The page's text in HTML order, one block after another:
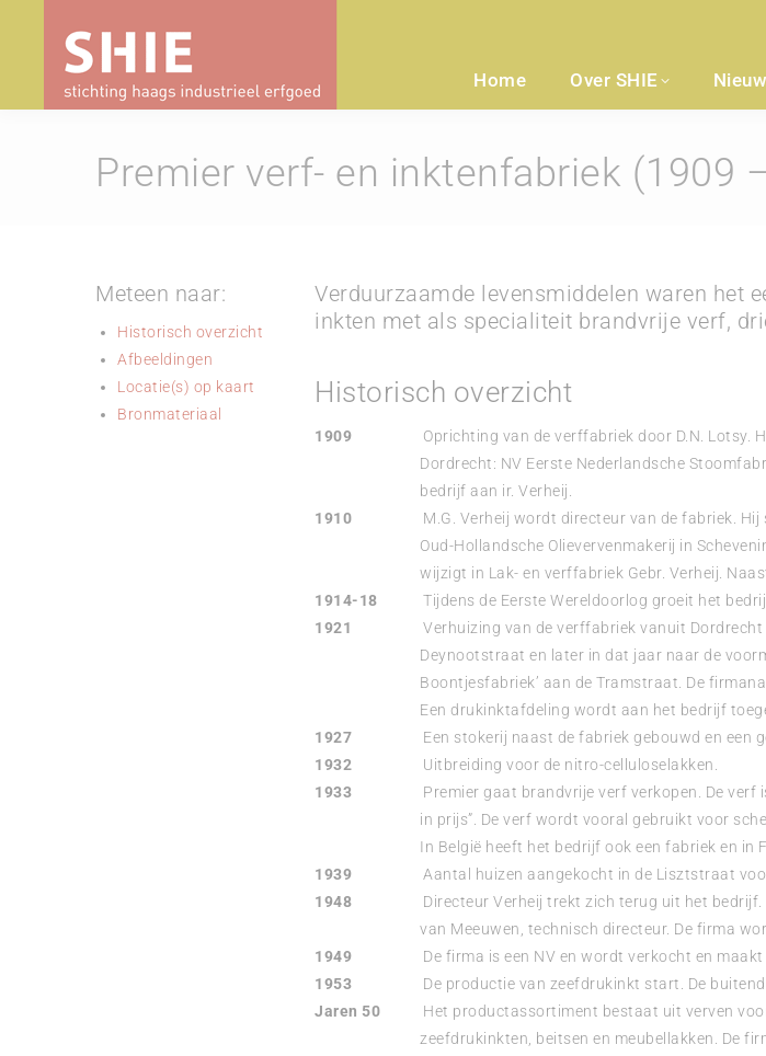
Home Over SHIE
Premier verf- en inktenfabriek (1909
Meteen naar:
Historisch overzicht
Afbeeldingen
Locatie(s) op kaart
Bronmateriaal
Verduurzaamde levensmiddelen waren het
inkten met als specialiteit brandvrije verf,
Historisch overzicht
1909
Oprichting van de verffabriek door D.N. Lotsy.
Dordrecht: NV Eerste Nederlandsche
bedrijf aan ir. Verheij.
1910
M.G. Verheij wordt directeur van de fabriek.
Oud-Hollandsche Olievervenmakerij in
wijzigt in Lak- en verffabriek Gebr. Verheij.
1914-18
Tijdens de Eerste Wereldoorlog groeit het
1921
Verhuizing van de verffabriek vanuit
Deynootstraat en later in dat jaar naar de
Boontjesfabriek’ aan de Tramstraat. De
Een drukinktafdeling wordt aan het bedrijf
1927
Een stokerij naast de fabriek gebouwd en een
1932
Uitbreiding voor de nitro-celluloselakken.
1933
Premier gaat brandvrije verf verkopen. De verf
in prijs”. De verf wordt vooral gebruikt voor
In België heeft het bedrijf ook een fabriek en in
1939
Aantal huizen aangekocht in de Lisztstraat
1948
Directeur Verheij trekt zich terug uit het bedrijf.
van Meeuwen, technisch directeur. De firma
1949
De firma is een NV en wordt verkocht en
1953
De productie van zeefdrukinkt start. De
Jaren 50
Het productassortiment bestaat uit verven
zeefdrukinkten, beitsen en meubellakken. De